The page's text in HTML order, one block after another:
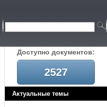
Доcтупно документов:
2527
Актуальные темы